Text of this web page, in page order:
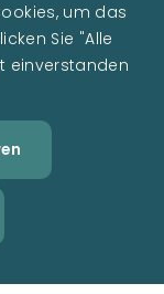
um das
Sie "Alle
einverstanden